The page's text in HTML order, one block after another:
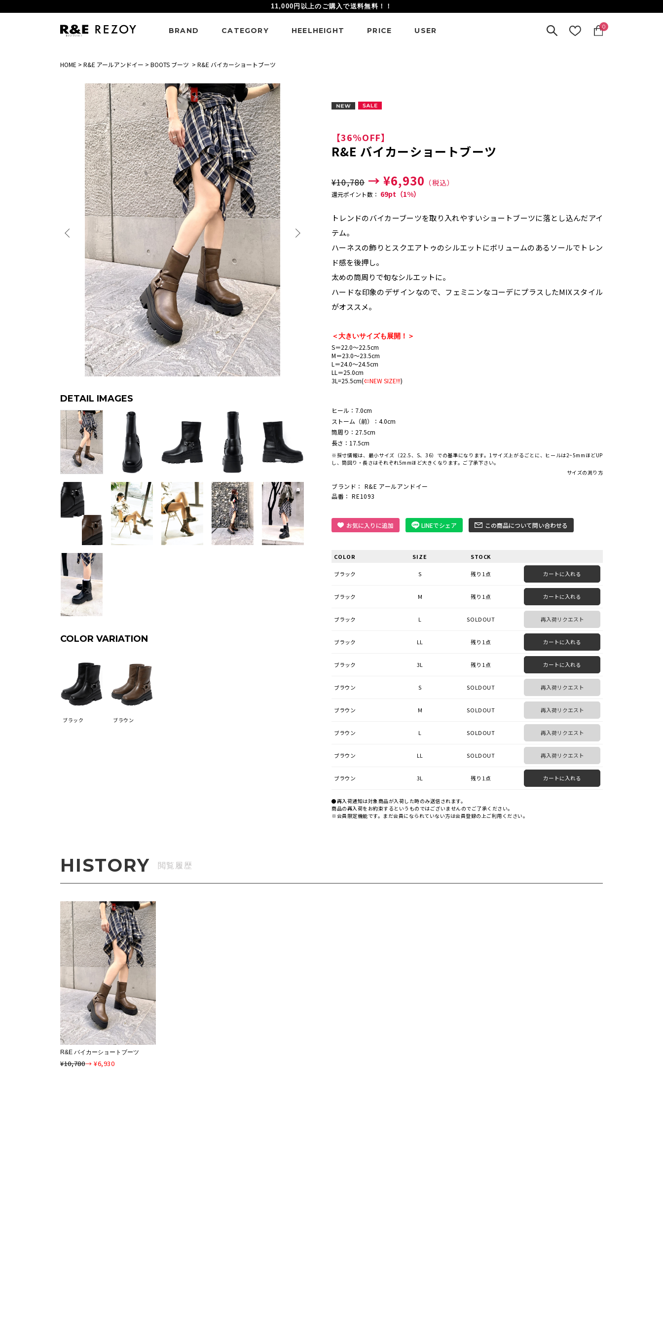
11,000円以上のご購入で送料無料！！
BRAND CATEGORY HEELHEIGHT PRICE USER 0
HOME > R&E アールアンドイー > BOOTS ブーツ > R&E バイカーショートブーツ
DETAIL IMAGES
COLOR VARIATION
ブラック ブラウン
【36%OFF】
R&E バイカーショートブーツ
¥10,780 → ¥6,930 （税込）
還元ポイント数： 69pt（1%）
トレンドのバイカーブーツを取り入れやすいショートブーツに落とし込んだアイ
テム。
ハーネスの飾りとスクエアトゥのシルエットにボリュームのあるソールでトレン
ド感を後押し。
太めの筒周りで旬なシルエットに。
ハードな印象のデザインなので、フェミニンなコーデにプラスしたMIXスタイル
がオススメ。
＜大きいサイズも展開！＞
S＝22.0～22.5cm
M＝23.0～23.5cm
L＝24.0～24.5cm
LL＝25.0cm
3L=25.5cm(⇐NEW SIZE!!!)
ヒール：7.0cm
ストーム（前）：4.0cm
筒周り：27.5cm
長さ：17.5cm
※採寸情報は、最小サイズ（22.5、S、36）での基準になります。1サイズ上がるごとに、ヒールは2~5mmほどUP
し、筒回り・長さはそれぞれ5mmほど大きくなります。ご了承下さい。
サイズの測り方
ブランド： R&E アールアンドイー
品番： RE1093
お気に入りに追加 LINEでシェア この商品について問い合わせる
COLOR SIZE STOCK
ブラック S 残り1点 カートに入れる
ブラック M 残り1点 カートに入れる
ブラック L SOLDOUT 再入荷リクエスト
ブラック LL 残り1点 カートに入れる
ブラック 3L 残り1点 カートに入れる
ブラウン S SOLDOUT 再入荷リクエスト
ブラウン M SOLDOUT 再入荷リクエスト
ブラウン L SOLDOUT 再入荷リクエスト
ブラウン LL SOLDOUT 再入荷リクエスト
ブラウン 3L 残り1点 カートに入れる
●再入荷通知は対象商品が入荷した時のみ送信されます。
商品の再入荷をお約束するというものではございませんのでご了承ください。
※会員限定機能です。まだ会員になられていない方は会員登録の上ご利用ください。
HISTORY
R&E バイカーショートブーツ
¥10,780→ ¥6,930